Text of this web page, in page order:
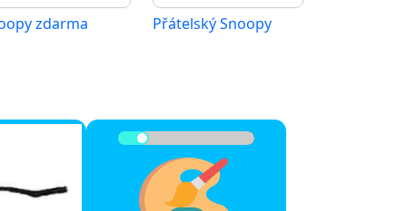
zdarma Přátelský Snoopy